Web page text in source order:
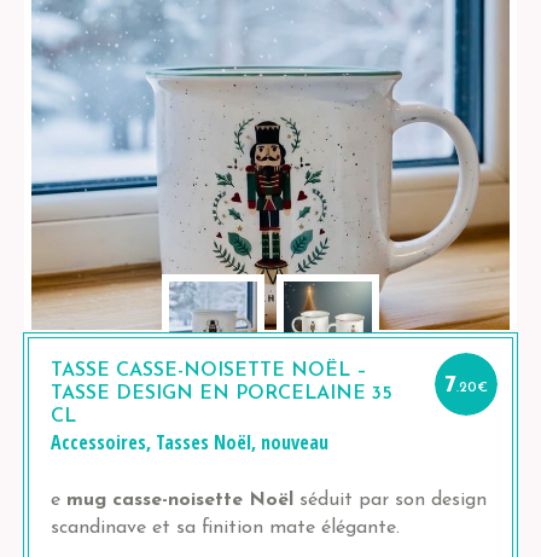
TASSE CASSE-NOISETTE NOËL –
TASSE DESIGN EN PORCELAINE 35
CL
Accessoires, Tasses Noël, nouveau
7.20€
e mug casse-noisette Noël
séduit par son design
scandinave et sa finition mate élégante.